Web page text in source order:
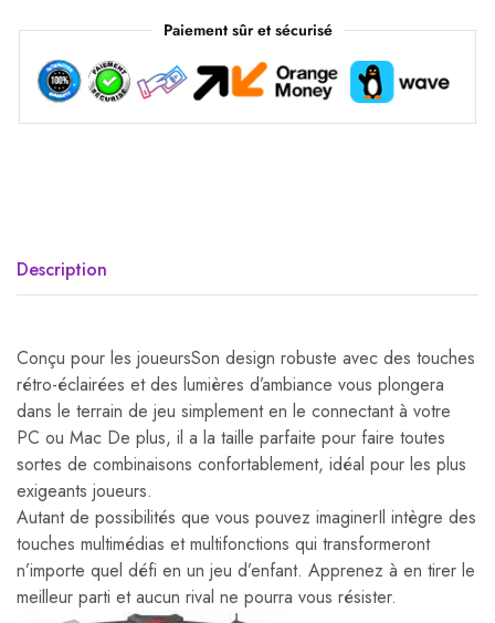
Paiement sûr et sécurisé
Description
Conçu pour les joueursSon design robuste avec des touches
rétro-éclairées et des lumières d’ambiance vous plongera
dans le terrain de jeu simplement en le connectant à votre
PC ou Mac De plus, il a la taille parfaite pour faire toutes
sortes de combinaisons confortablement, idéal pour les plus
exigeants joueurs.
Autant de possibilités que vous pouvez imaginerIl intègre des
touches multimédias et multifonctions qui transformeront
n’importe quel défi en un jeu d’enfant. Apprenez à en tirer le
meilleur parti et aucun rival ne pourra vous résister.